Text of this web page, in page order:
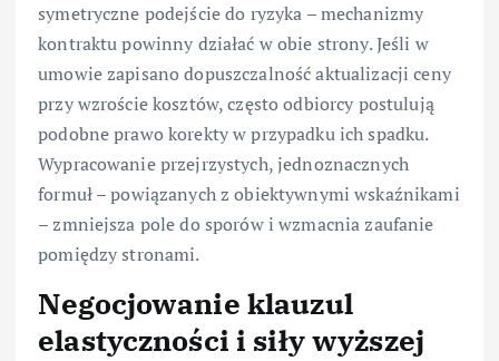
symetryczne podejście do ryzyka – mechanizmy
kontraktu powinny działać w obie strony. Jeśli w
umowie zapisano dopuszczalność aktualizacji ceny
przy wzroście kosztów, często odbiorcy postulują
podobne prawo korekty w przypadku ich spadku.
Wypracowanie przejrzystych, jednoznacznych
formuł – powiązanych z obiektywnymi wskaźnikami
– zmniejsza pole do sporów i wzmacnia zaufanie
pomiędzy stronami.
Negocjowanie klauzul
elastyczności i siły wyższej